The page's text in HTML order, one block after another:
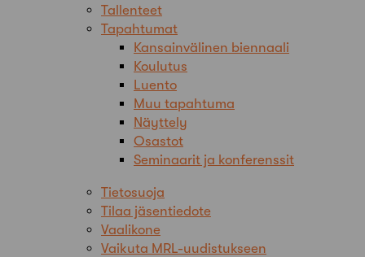
Tallenteet
Tapahtumat
Kansainvälinen biennaali
Koulutus
Luento
Muu tapahtuma
Näyttely
Osastot
Seminaarit ja konferenssit
Tietosuoja
Tilaa jäsentiedote
Vaalikone
Vaikuta MRL-uudistukseen